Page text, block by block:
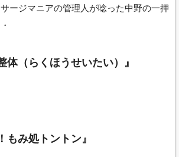
ージマニアの管理人が唸った中野の一押
体（らくほうせいたい）』
もみ処トントン』